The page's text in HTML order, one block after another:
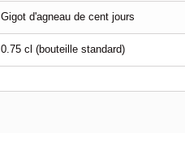
Gigot d'agneau de cent jours
0.75 cl (bouteille standard)